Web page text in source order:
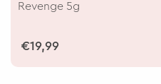
Revenge 5g
€19,99